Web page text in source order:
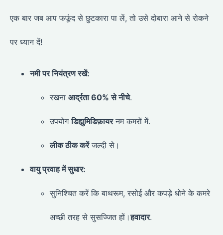
एक बार जब आप फफूंद से छुटकारा पा लें, तो उसे दोबारा आने से रोकने
पर ध्यान दें!
नमी पर नियंत्रण रखें:
रखना आर्द्रता 60% से नीचे.
उपयोगडिह्युमिडिफ़ायरनम कमरों में.
लीक ठीक करेंजल्दी से।
वायु प्रवाह में सुधार:
सुनिश्चित करें कि बाथरूम, रसोई और कपड़े धोने के कमरे
अच्छी तरह से सुसज्जित हों।हवादार.